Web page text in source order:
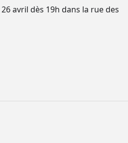
avril dès 19h dans la rue des